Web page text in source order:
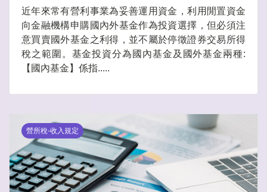
近年來常有營利事業為妥善運用資金，利用閒置資金
向金融機構申購國內外基金作為投資選擇，但必須注
意買賣國外基金之利得，並不屬於停徵證券交易所得
稅之範圍。基金投資分為國內基金及國外基金兩種:
【國內基金】係指.....
營所稅-收入規定